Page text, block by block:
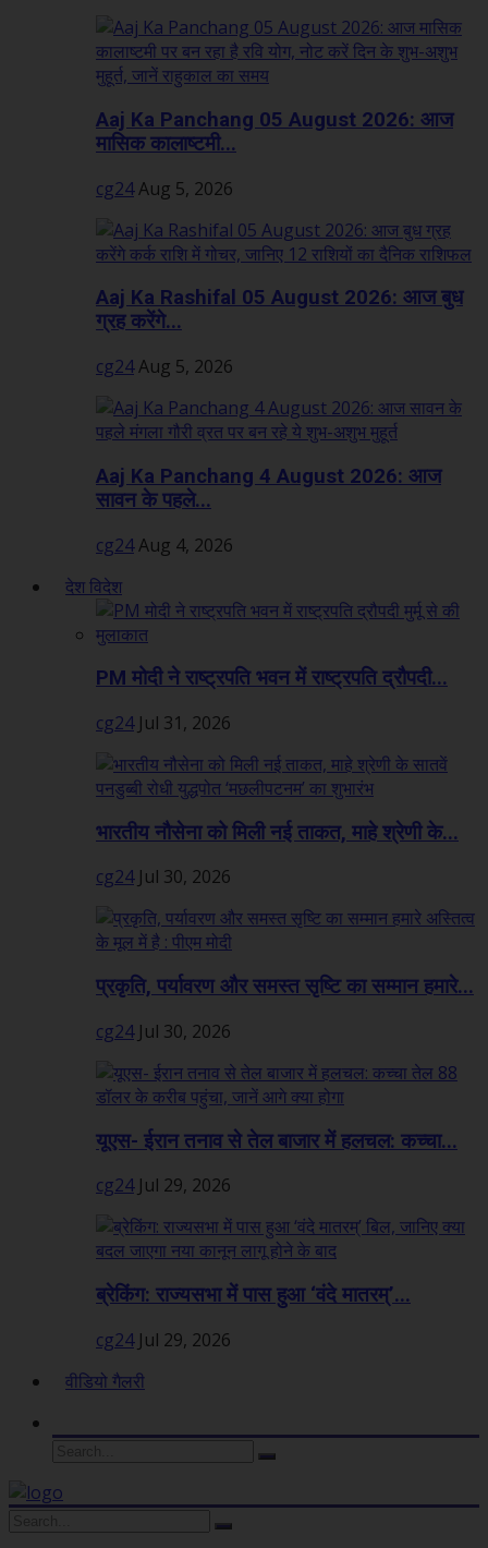
Aaj Ka Panchang 05 August 2026: आज
मासिक कालाष्टमी...
cg24Aug 5, 2026
Aaj Ka Rashifal 05 August 2026: आज बुध
ग्रह करेंगे...
cg24Aug 5, 2026
Aaj Ka Panchang 4 August 2026: आज
सावन के पहले...
cg24Aug 4, 2026
देश विदेश
PM मोदी ने राष्ट्रपति भवन में राष्ट्रपति द्रौपदी...
cg24 Jul 31, 2026
भारतीय नौसेना को मिली नई ताकत, माहे श्रेणी के...
cg24 Jul 30, 2026
प्रकृति, पर्यावरण और समस्त सृष्टि का सम्मान हमारे...
cg24 Jul 30, 2026
यूएस- ईरान तनाव से तेल बाजार में हलचल: कच्चा...
cg24 Jul 29, 2026
ब्रेकिंग: राज्यसभा में पास हुआ ‘वंदे मातरम्’...
cg24 Jul 29, 2026
वीडियो गैलरी